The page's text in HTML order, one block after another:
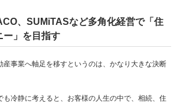
、SUMiTASなど多角化経営で「住
ー」を目指す
産事業へ軸足を移すというのは、かなり大きな決断
も冷静に考えると、お客様の人生の中で、相続、住